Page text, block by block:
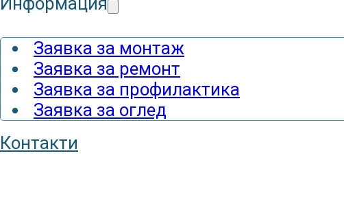
Заявка за монтаж
Заявка за ремонт
Заявка за профилактика
Заявка за оглед
Контакти